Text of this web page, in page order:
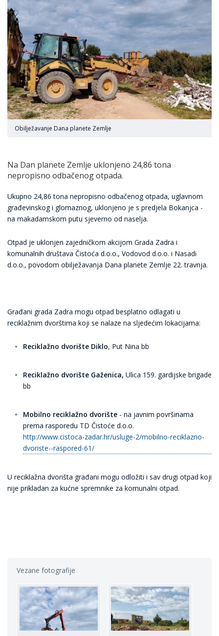
Obilježavanje Dana planete Zemlje
Na Dan planete Zemlje uklonjeno 24,86 tona
nepropisno odbačenog otpada.
Ukupno 24,86 tona nepropisno odbačenog otpada, uglavnom
građevinskog i glomaznog, uklonjeno je s predjela Bokanjca -
na makadamskom putu sjeverno od naselja.
Otpad je uklonjen zajedničkom akcijom Grada Zadra i
komunalnih društava Čistoća d.o.o., Vodovod d.o.o. i Nasadi
d.o.o., povodom obilježavanja Dana planete Zemlje 22. travnja.
Građani grada Zadra mogu otpad besplatno odlagati u
reciklažnim dvorštima koji se nalaze na sljedećim lokacijama:
Reciklažno dvorište Diklo, Put Nina bb
Reciklažno dvorište Gaženica, Ulica 159. gardijske brigade
bb
Mobilno reciklažno dvorište - na javnim površinama
prema rasporedu TD Čistoće d.o.o.
http://www.cistoca-zadar.hr/usluge-2/mobilno-reciklazno-
dvoriste--raspored-61/
U reciklažna dvorišta građani mogu odložiti i sav drugi otpad koji
nije prikladan za kućne spremnike za komunalni otpad.
Vezane fotografije